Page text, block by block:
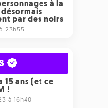
à la
par des noirs
23h55
15 ans (et ce
!
à 16h40